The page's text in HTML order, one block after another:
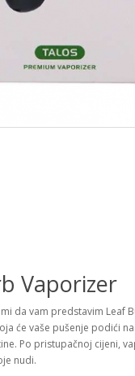
Vaporizer
da vam predstavim Leaf
će vaše pušenje podići
Po pristupačnoj cijeni,
nudi.